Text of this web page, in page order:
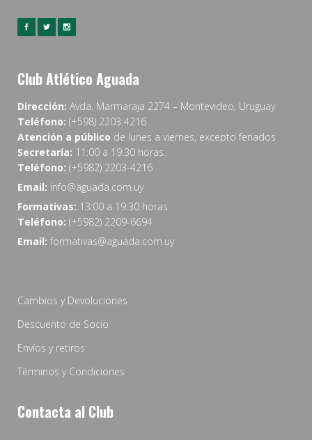
Club Atlético Aguada
Dirección: Avda. Marmaraja 2274 – Montevideo, Uruguay
Teléfono: (+598) 2203 4216
Atención a público de lunes a viernes, excepto feriados
Secretaría: 11:00 a 19:30 horas.
Teléfono: (+5982) 2203-4216
Email: info@aguada.com.uy
Formativas: 13:00 a 19:30 horas
Teléfono: (+5982) 2209-6694
Email: formativas@aguada.com.uy
Cambios y Devoluciones
Descuento de Socio
Envíos y retiros
Términos y Condiciones
Contacta al Club